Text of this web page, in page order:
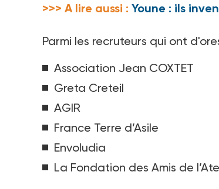
>>> A lire aussi : Youne : ils
Parmi les recruteurs qui ont
Association Jean COXTET
Greta Creteil
AGIR
France Terre d’Asile
Envoludia
La Fondation des Amis de